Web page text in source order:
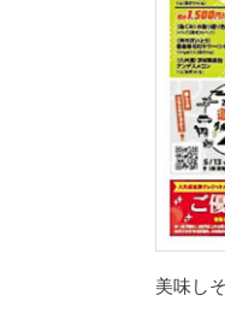
美味し